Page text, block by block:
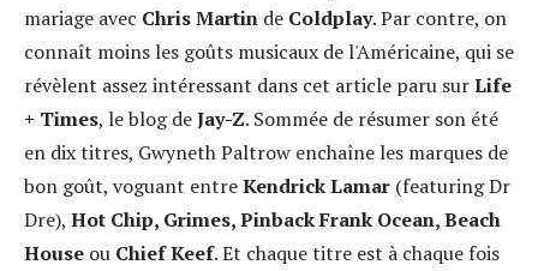
mariage avec Chris Martin de Coldplay. Par contre, on
connaît moins les goûts musicaux de l'Américaine, qui se
révèlent assez intéressant dans cet article paru surLife
+ Times, le blog deJay-Z. Sommée de résumer son été
en dix titres, Gwyneth Paltrow enchaîne les marques de
bon goût, voguant entreKendrick Lamar (featuring Dr
Dre), Hot Chip, Grimes, Pinback Frank Ocean, Beach
House ou Chief Keef. Et chaque titre est à chaque fois